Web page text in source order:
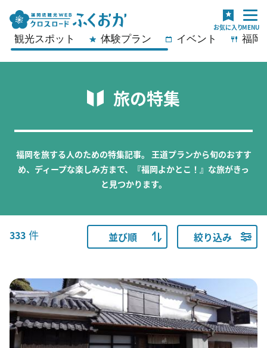
観光スポット 体験プラン イベント 福岡
旅の特集
福岡を旅する人のための特集記事。 王道プランから旬のおすす
め、ディープな楽しみ方まで、『福岡よかとこ！』な旅がきっ
と見つかります。
333 件 並び順 絞り込み